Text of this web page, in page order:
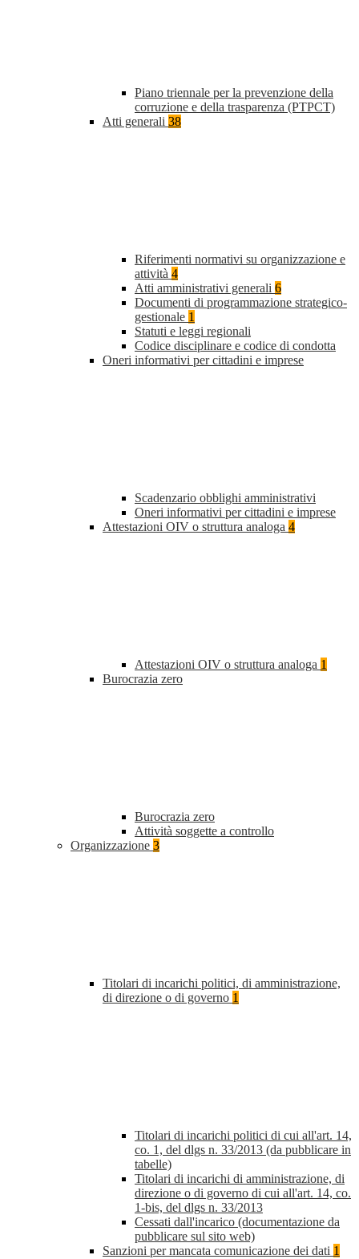
Piano triennale per la prevenzione della
corruzione e della trasparenza (PTPCT)
Atti generali 38
Riferimenti normativi su organizzazione e
attività 4
Atti amministrativi generali 6
Documenti di programmazione strategico-
gestionale 1
Statuti e leggi regionali
Codice disciplinare e codice di condotta
Oneri informativi per cittadini e imprese
Scadenzario obblighi amministrativi
Oneri informativi per cittadini e imprese
Attestazioni OIV o struttura analoga 4
Attestazioni OIV o struttura analoga 1
Burocrazia zero
Burocrazia zero
Attività soggette a controllo
Organizzazione 3
Titolari di incarichi politici, di amministrazione,
di direzione o di governo 1
Titolari di incarichi politici di cui all'art. 14,
co. 1, del dlgs n. 33/2013 (da pubblicare in
tabelle)
Titolari di incarichi di amministrazione, di
direzione o di governo di cui all'art. 14, co.
1-bis, del dlgs n. 33/2013
Cessati dall'incarico (documentazione da
pubblicare sul sito web)
Sanzioni per mancata comunicazione dei dati 1